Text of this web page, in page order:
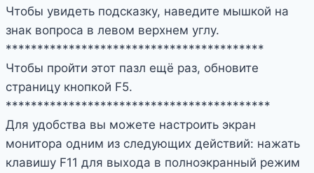
Чтобы увидеть подсказку, наведите мышкой на
знак вопроса в левом верхнем углу.
*****************************************
Чтобы пройти этот пазл ещё раз, обновите
страницу кнопкой F5.
******************************************
Для удобства вы можете настроить экран
монитора одним из следующих действий: нажать
клавишу F11 для выхода в полноэкранный режим